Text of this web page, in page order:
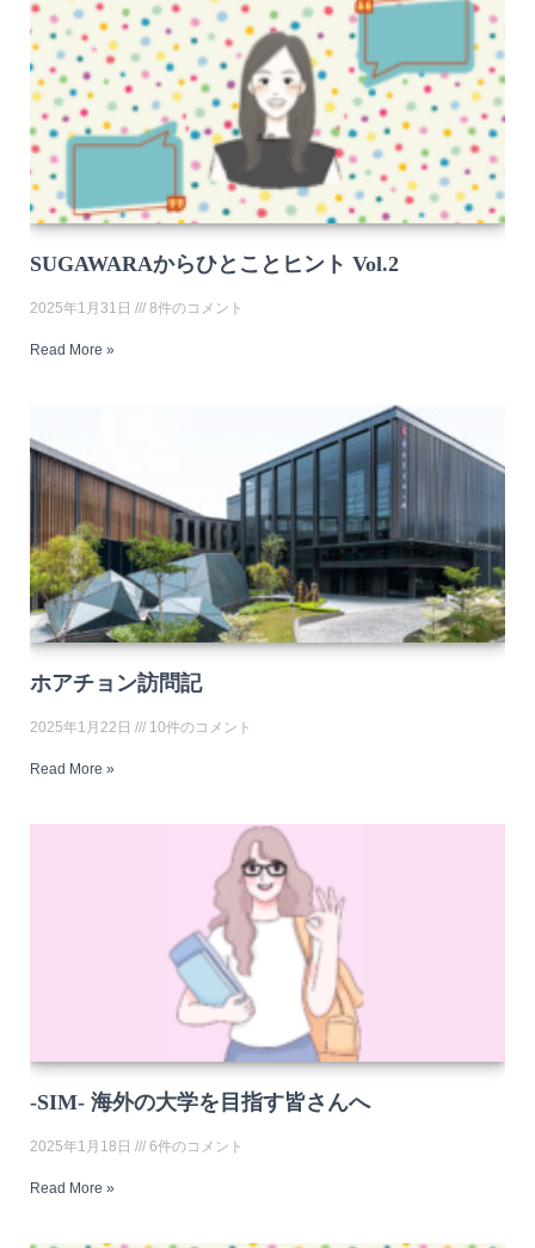
SUGAWARAからひとことヒント Vol.2
2025年1月31日 8件のコメント
Read More »
ホアチョン訪問記
2025年1月22日 10件のコメント
Read More »
-SIM- 海外の大学を目指す皆さんへ
2025年1月18日 6件のコメント
Read More »